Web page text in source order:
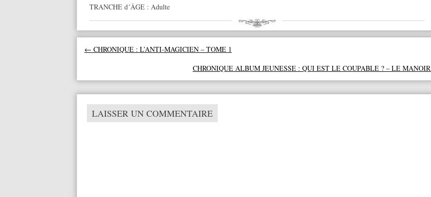
TRANCHE d´ÂGE : Adulte
Navigation des articles
← CHRONIQUE : L’ANTI-MAGICIEN – TOME 1
CHRONIQUE ALBUM JEUNESSE : QUI EST LE COUPABLE ? – LE MANOIR
LAISSER UN COMMENTAIRE